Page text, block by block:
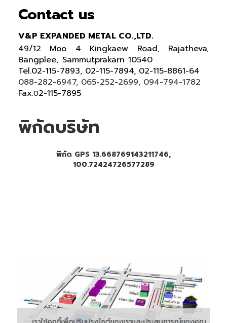
Contact us
V&P EXPANDED METAL CO.,LTD.
49/12 Moo 4 Kingkaew Road, Rajatheva,
Bangplee, Sammutprakarn 10540
Tel.02-115-7893, 02-115-7894, 02-115-8861-64
088-282-6947, 065-252-2699, 094-794-1782
Fax.02-115-7895
พิกัดบริษัท
พิกัด GPS 13.668769143211746,
100.72424726577289